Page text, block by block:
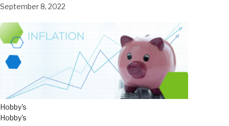
September 8, 2022
Hobby's
Hobby's